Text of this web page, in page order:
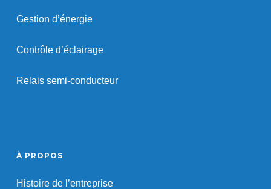
Gestion d’énergie
Contrôle d’éclairage
Relais semi-conducteur
À PROPOS
Histoire de l’entreprise